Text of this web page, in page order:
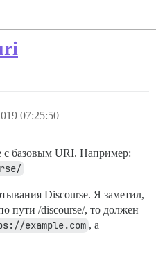
07:25:50
с базовым URI. Например:
Discourse. Я заметил,
пути /discourse/, то должен
example.com , а